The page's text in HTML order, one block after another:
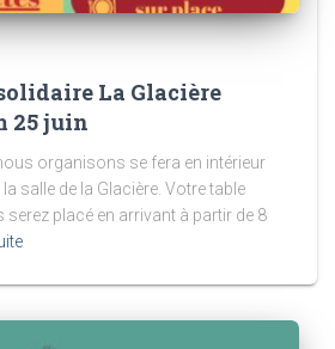
La Glacière
25 juin
nous organisons se fera en intérieur
salle de la Glacière. Votre table
serez placé en arrivant à partir de 8